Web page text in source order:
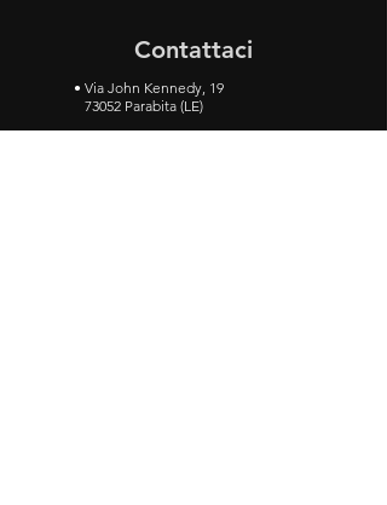
Contattaci
• Via John Kennedy, 19
73052 Parabita (LE)